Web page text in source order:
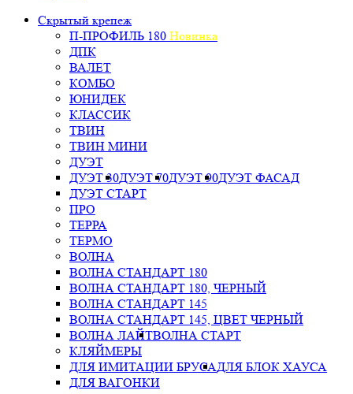
Скрытый крепеж
П-ПРОФИЛЬ 180 Новинка
ДПК
ВАЛЕТ
КОМБО
ЮНИДЕК
КЛАССИК
ТВИН
ТВИН МИНИ
ДУЭТ
ДУЭТ 30ДУЭТ 70ДУЭТ 90ДУЭТ ФАСАД
ДУЭТ СТАРТ
ПРО
ТЕРРА
ТЕРМО
ВОЛНА
ВОЛНА СТАНДАРТ 180
ВОЛНА СТАНДАРТ 180, ЧЕРНЫЙ
ВОЛНА СТАНДАРТ 145
ВОЛНА СТАНДАРТ 145, ЦВЕТ ЧЕРНЫЙ
ВОЛНА ЛАЙТВОЛНА СТАРТ
КЛЯЙМЕРЫ
ДЛЯ ИМИТАЦИИ БРУСАДЛЯ БЛОК ХАУСА
ДЛЯ ВАГОНКИ